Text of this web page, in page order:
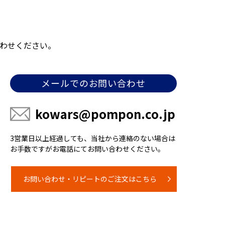
せください。
メールでのお問い合わせ
kowars@pompon.co.jp
3営業日以上経過しても、当社から連絡のない場合は
お手数ですがお電話にてお問い合わせください。
お問い合わせ・リピートのご注文はこちら